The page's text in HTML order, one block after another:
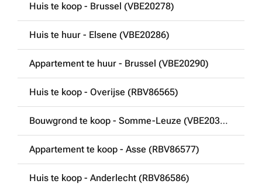
Huis te koop - Brussel (VBE20278)
Huis te huur - Elsene (VBE20286)
Appartement te huur - Brussel (VBE20290)
Huis te koop - Overijse (RBV86565)
Bouwgrond te koop - Somme-Leuze (VBE20305)
Appartement te koop - Asse (RBV86577)
Huis te koop - Anderlecht (RBV86586)